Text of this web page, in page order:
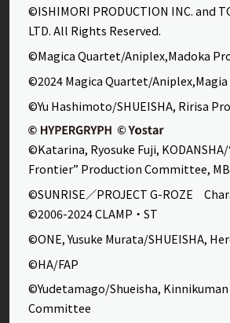
©ISHIMORI PRODUCTION INC. and
LTD. All Rights Reserved.
©Magica Quartet/Aniplex,Madoka
©2024 Magica Quartet/
©Yu Hashimoto/SHUEISHA, Ririsa
©Katarina, Ryosuke Fuji,
Frontier” Production Committee,
©SUNRISE／PROJECT G-ROZE
©2006-2024 CLAMP・ST
©ONE, Yusuke Murata/SHUEISHA,
©HA/FAP
©Yudetamago/Shueisha,
Committee